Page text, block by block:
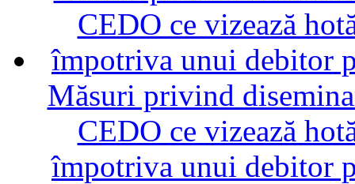
Măsuri privind
CEDO ce vizează
împotriva unui debitor